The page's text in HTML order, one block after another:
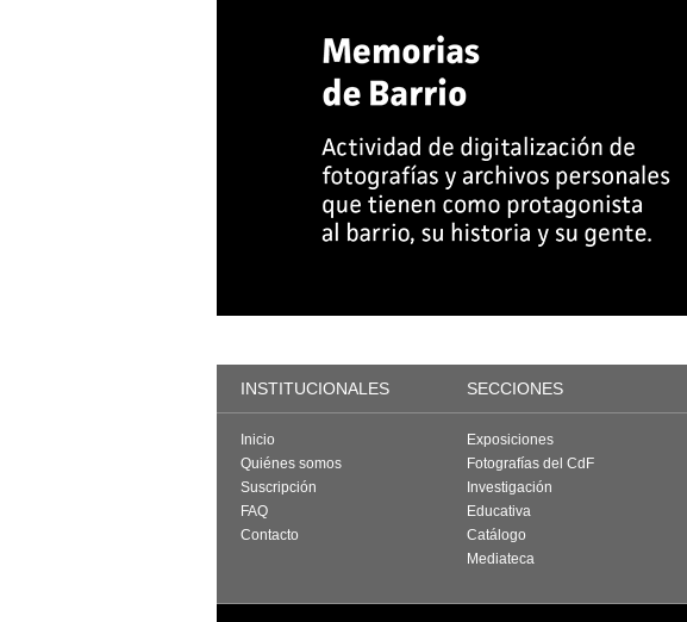
INSTITUCIONALES SECCIONES
Inicio
Quiénes somos
Suscripción
FAQ
Contacto
Exposiciones
Fotografías del CdF
Investigación
Educativa
Catálogo
Mediateca